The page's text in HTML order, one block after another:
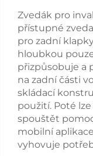
Zvedák pro
přístupné
pro zadní
hloubkou
přizpůsobuje a
na zadní části
skládací
použití. Poté
spouštět
mobilní
vyhovuje